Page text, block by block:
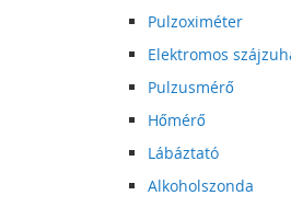
Pulzoximéter
Elektromos
Pulzusmérő
Hőmérő
Lábáztató
Alkoholszonda